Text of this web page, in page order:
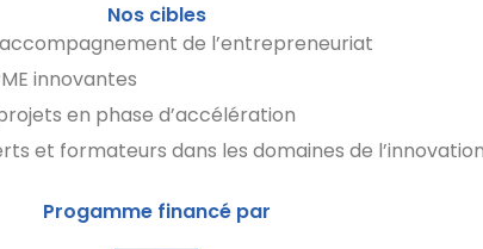
Nos cibles
de l’entrepreneuriat
innovantes
en phase d’accélération
et formateurs dans les domaines de l’innovation
Progamme financé par